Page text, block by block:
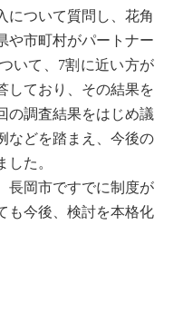
について質問し、花角
や市町村がパートナー
いて、7割に近い方が
しており、その結果を
の調査結果をはじめ議
などを踏まえ、今後の
た。
長岡市ですでに制度が
も今後、検討を本格化